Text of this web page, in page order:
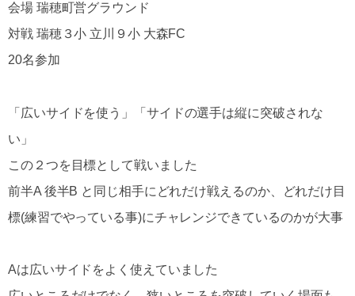
会場 瑞穂町営グラウンド
対戦 瑞穂３小 立川９小 大森FC
20名参加
「広いサイドを使う」「サイドの選手は縦に突破されな
い」
この２つを目標として戦いました
前半A 後半B と同じ相手にどれだけ戦えるのか、どれだけ目
標(練習でやっている事)にチャレンジできているのかが大事
Aは広いサイドをよく使えていました